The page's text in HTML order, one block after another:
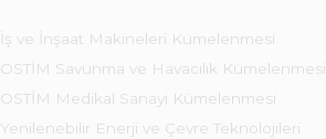
İş ve İnşaat Makineleri Kümelenmesi
OSTİM Savunma ve Havacılık Kümelenmesi
OSTİM Medikal Sanayi Kümelenmesi
Yenilenebilir Enerji ve Çevre Teknolojileri